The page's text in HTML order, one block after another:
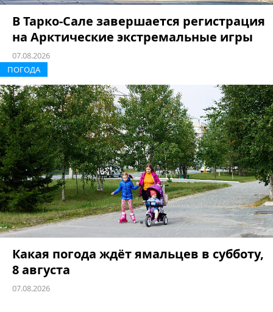
В Тарко-Сале завершается регистрация
на Арктические экстремальные игры
07.08.2026
ПОГОДА
Какая погода ждёт ямальцев в субботу,
8 августа
07.08.2026